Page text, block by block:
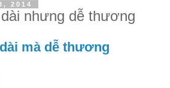
2014
nhưng dễ thương
mà dễ thương